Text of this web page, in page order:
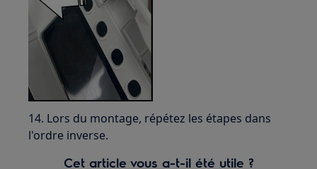
14. Lors du montage, répétez les étapes dans
l'ordre inverse.
Cet article vous a-t-il été utile ?